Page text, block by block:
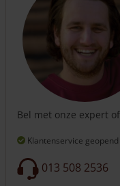
Bel met onze expert
Klantenservice geopend
013 508 2536